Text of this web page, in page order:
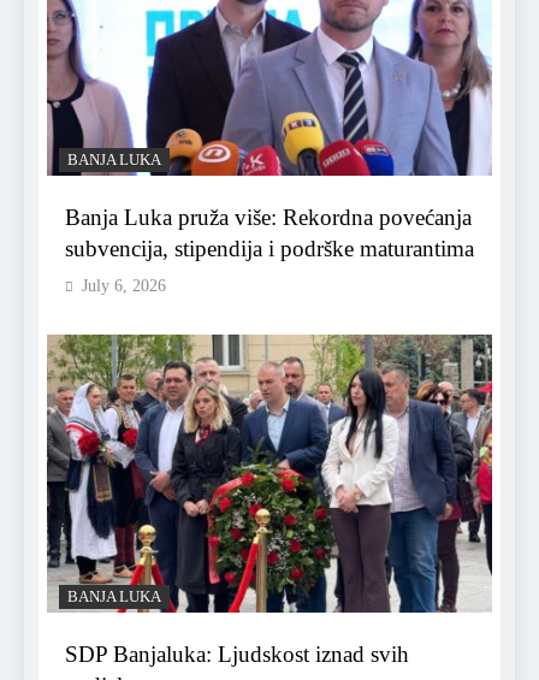
BANJA LUKA
Banja Luka pruža više: Rekordna povećanja
subvencija, stipendija i podrške maturantima
July 6, 2026
BANJA LUKA
SDP Banjaluka: Ljudskost iznad svih